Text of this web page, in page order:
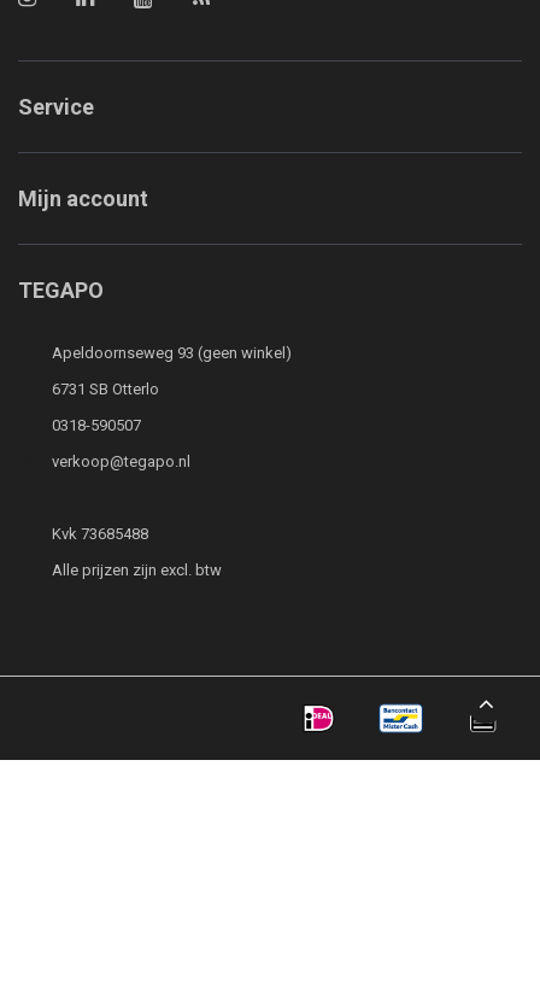
Service
Mijn account
TEGAPO
Apeldoornseweg 93 (geen winkel)
6731 SB Otterlo
0318-590507
verkoop@tegapo.nl
Kvk 73685488
Alle prijzen zijn excl. btw